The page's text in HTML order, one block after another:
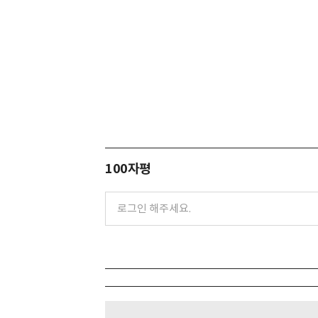
100자평